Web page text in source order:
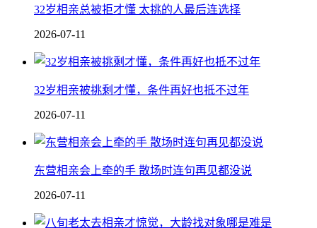
32岁相亲总被拒才懂 太挑的人最后连选择
2026-07-11
32岁相亲被挑剩才懂，条件再好也抵不过年
2026-07-11
东营相亲会上牵的手 散场时连句再见都没说
2026-07-11